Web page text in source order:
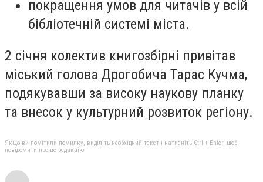
покращення умов для читачів у всій
бібліотечній системі міста.
2 січня колектив книгозбірні привітав
міський голова Дрогобича Тарас Кучма,
подякувавши за високу наукову планку
та внесок у культурний розвиток регіону.
Якщо ви помітили помилку, виділіть необхідний текст і натисніть Ctrl + Enter, щоб
повідомити про це редакцію